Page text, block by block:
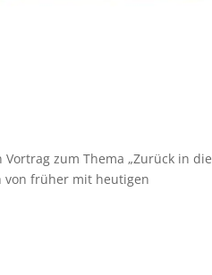
zum Thema „Zurück in die
von früher mit heutigen